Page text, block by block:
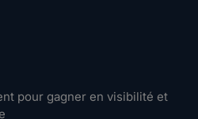
pour gagner en visibilité et